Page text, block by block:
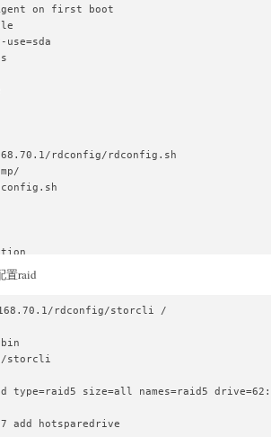
on first boot
rdconfig/rdconfig.sh
--onboot=on --noipv6
置raid
rdconfig/storcli /
storcli
type=raid5 size=all names=raid5
add hotsparedrive